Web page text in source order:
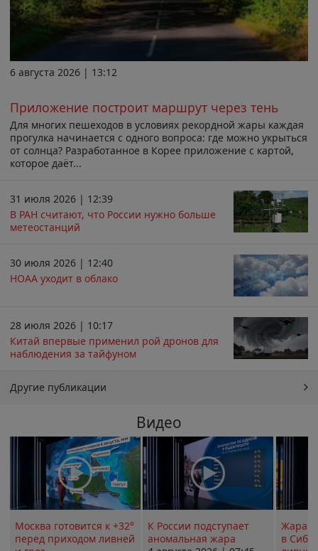
6 августа 2026 | 13:12
Приложение построит маршрут через тень
Для многих пешеходов в условиях рекордной жары каждая
прогулка начинается с одного вопроса: где можно укрыться
от солнца? Разработанное в Корее приложение с картой,
которое даёт...
31 июля 2026 | 12:39
В РАН считают, что России нужно больше
метеостанций
30 июля 2026 | 12:40
НОАА уходит в облако
28 июля 2026 | 10:17
Китай впервые применил рой дронов для
наблюдения за тайфуном
Другие публикации
Видео
Москва готовится к +32°
перед приходом ливней
К России подступает
аномальная жара
Жара в
в